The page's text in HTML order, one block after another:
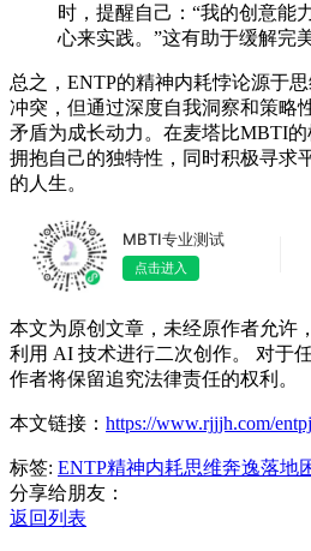
时，提醒自己：“我的创意能
心来实践。”这有助于缓解完
总之，ENTP的精神内耗悖论源于
冲突，但通过深度自我洞察和策略
矛盾为成长动力。在麦塔比MBTI
拥抱自己的独特性，同时积极寻求
的人生。
MBTI专业测试
点击进入
本文为原创文章，未经原作者允许
利用 AI 技术进行二次创作。 对于
作者将保留追究法律责任的权利。
本文链接： https://www.rjjjh.com/
标签: ENTP精神内耗思维奔逸落地
分享给朋友：
返回列表